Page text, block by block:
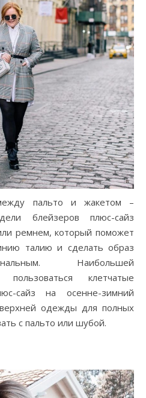
пальто и жакетом –
блейзеров плюс-сайз
ремнем, который поможет
талию и сделать образ
Наибольшей
клетчатые
сайз на осенне-зимний
одежды для полных
с пальто или шубой.